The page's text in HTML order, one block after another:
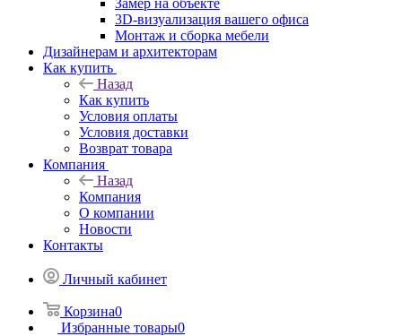
Замер на объекте
3D-визуализация вашего офиса
Монтаж и сборка мебели
Дизайнерам и архитекторам
Как купить
Назад
Как купить
Условия оплаты
Условия доставки
Возврат товара
Компания
Назад
Компания
О компании
Новости
Контакты
Личный кабинет
Корзина0
Избранные товары0